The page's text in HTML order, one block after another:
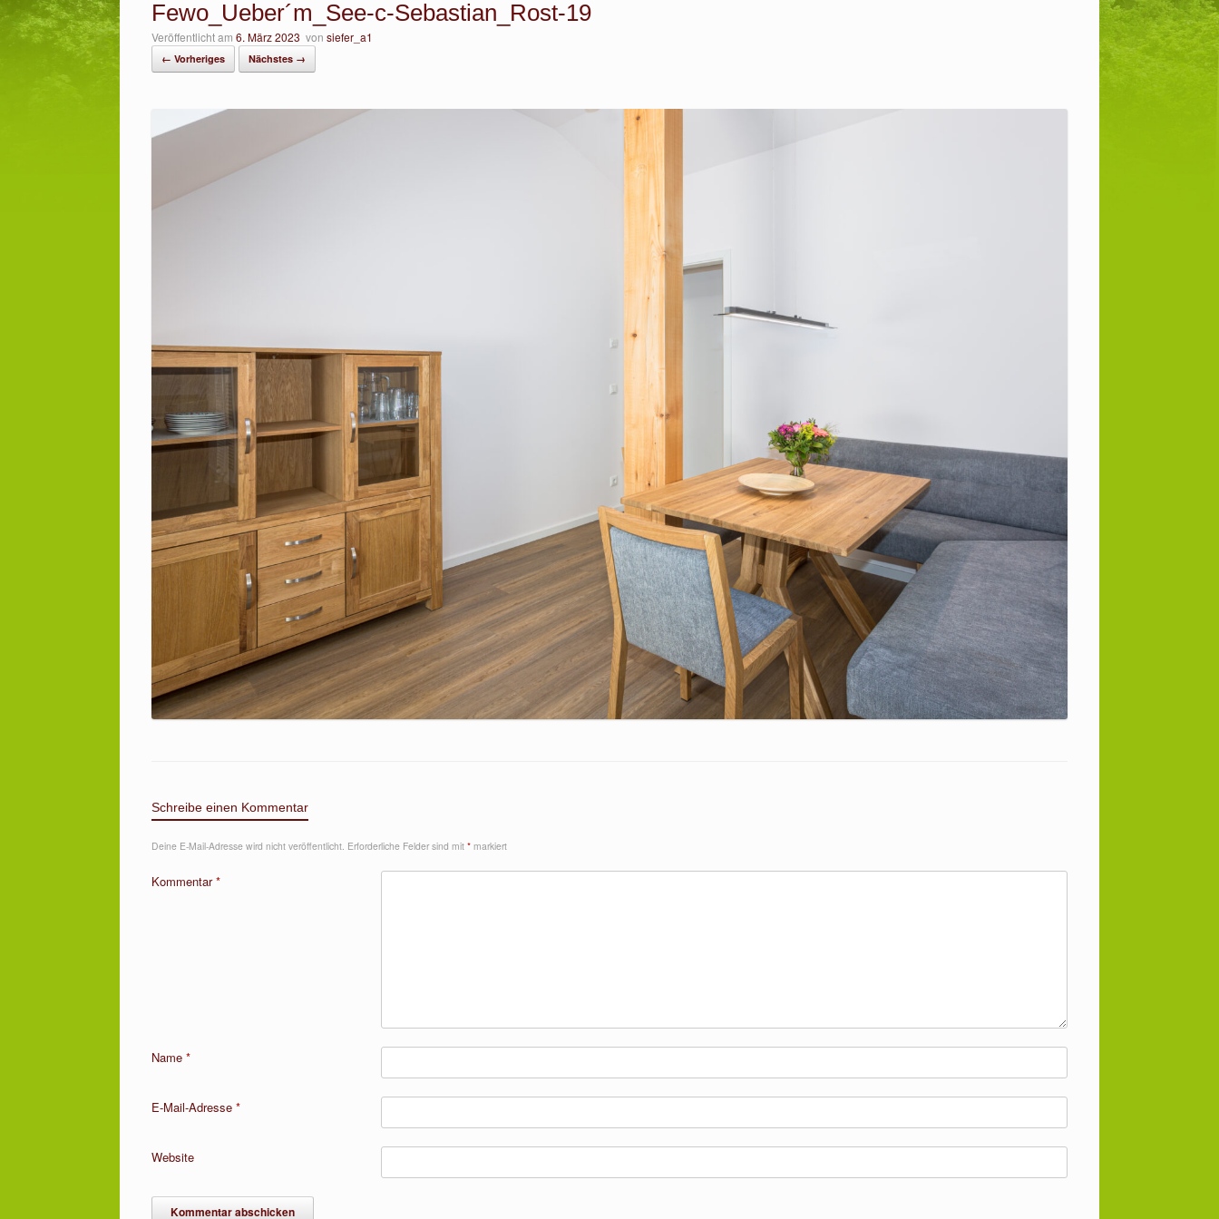
Fewo_Ueber´m_See-c-Sebastian_Rost-19
Veröffentlicht am 6. März 2023 von siefer_a1
← Vorheriges Nächstes →
Schreibe einen Kommentar
Deine E-Mail-Adresse wird nicht veröffentlicht. Erforderliche Felder sind mit * markiert
Kommentar*
Name *
E-Mail-Adresse *
Website